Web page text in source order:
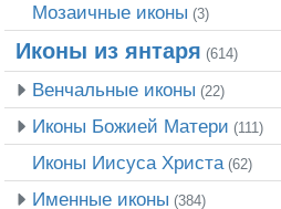
Мозаичные иконы (3)
Иконы из янтаря (614)
Венчальные иконы (22)
Иконы Божией Матери (111)
Иконы Иисуса Христа(62)
Именные иконы (384)